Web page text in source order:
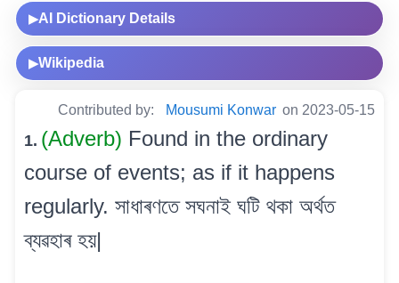
▶AI Dictionary Details
▶Wikipedia
Contributed by: Mousumi Konwar on 2023-05-15
1. (Adverb) Found in the ordinary
course of events; as if it happens
regularly. সাধাৰণতে সঘনাই ঘটি থকা অৰ্থত
ব্যৱহাৰ হয়|